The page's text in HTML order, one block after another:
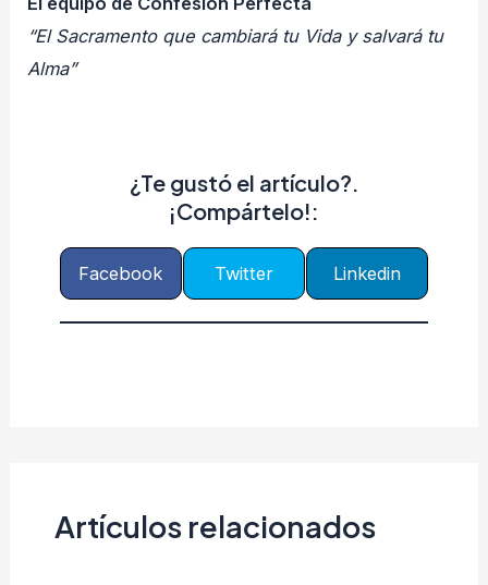
“El Sacramento que cambiará tu Vida y salvará tu
Alma”
¿Te gustó el artículo?.
¡Compártelo!:
Facebook Twitter Linkedin
Artículos relacionados